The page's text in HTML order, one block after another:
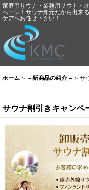
家庭用サウナ・業務用サウナ・
ペーン！サウナ卸元だから出来
ケアへお任せ下さい！
ホーム > －新商品の紹介－ > サ
サウナ割引きキャンペ